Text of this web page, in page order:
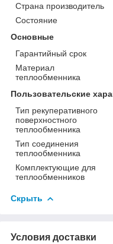
Страна производитель
Состояние
Основные
Гарантийный срок
Материал
теплообменника
Пользовательские
Тип рекуперативного
поверхностного
теплообменника
Тип соединения
теплообменника
Комплектующие для
теплообменников
Скрыть
Условия доставки